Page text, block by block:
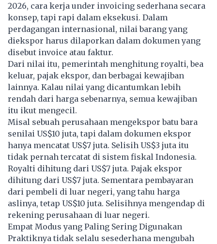
2026, cara kerja under invoicing sederhana secara
konsep, tapi rapi dalam eksekusi. Dalam
perdagangan internasional, nilai barang yang
diekspor harus dilaporkan dalam dokumen yang
disebut invoice atau faktur.
Dari nilai itu, pemerintah menghitung royalti, bea
keluar, pajak ekspor, dan berbagai kewajiban
lainnya. Kalau nilai yang dicantumkan lebih
rendah dari harga sebenarnya, semua kewajiban
itu ikut mengecil.
Misal sebuah perusahaan mengekspor batu bara
senilai US$10 juta, tapi dalam dokumen ekspor
hanya mencatat US$7 juta. Selisih US$3 juta itu
tidak pernah tercatat di sistem fiskal Indonesia.
Royalti dihitung dari US$7 juta. Pajak ekspor
dihitung dari US$7 juta. Sementara pembayaran
dari pembeli di luar negeri, yang tahu harga
aslinya, tetap US$10 juta. Selisihnya mengendap di
rekening perusahaan di luar negeri.
Empat Modus yang Paling Sering Digunakan
Praktiknya tidak selalu sesederhana mengubah